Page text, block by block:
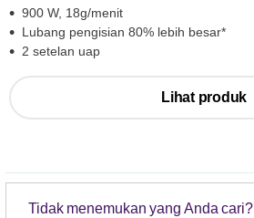
900 W, 18g/menit
Lubang pengisian 80% lebih besar*
2 setelan uap
Lihat produk
Tidak menemukan yang Anda cari?